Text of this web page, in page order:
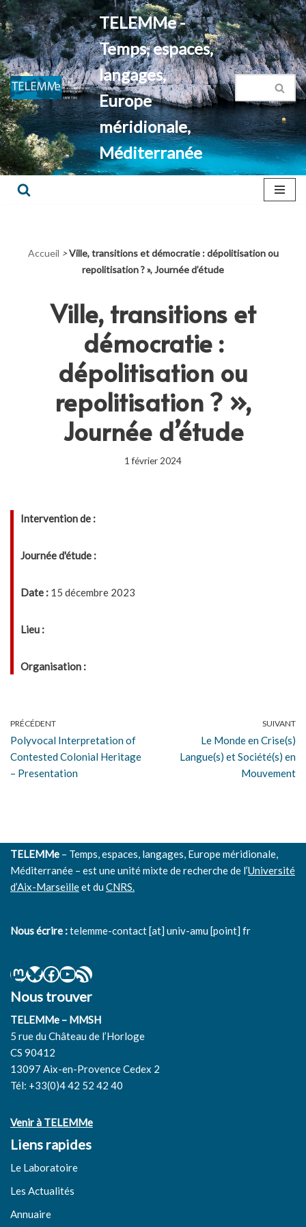
Aller
au
contenu
TELEMMe -
Temps, espaces,
langages,
Europe
méridionale,
Méditerranée
Accueil > Ville, transitions et démocratie : dépolitisation ou
repolitisation ? », Journée d’étude
Ville, transitions et
démocratie :
dépolitisation ou
repolitisation ? »,
Journée d’étude
1 février 2024
Intervention de :
Journée d'étude :
Date : 15 décembre 2023
Lieu :
Organisation :
PRÉCÉDENT
Polyvocal Interpretation of
Contested Colonial Heritage
– Presentation
SUIVANT
Le Monde en Crise(s)
Langue(s) et Société(s) en
Mouvement
TELEMMe – Temps, espaces, langages, Europe méridionale,
Méditerranée – est une unité mixte de recherche de l’Université
d’Aix-Marseilleet duCNRS.
Nous écrire :telemme-contact [at] univ-amu [point] fr
Nous trouver
TELEMMe – MMSH
5 rue du Château de l’Horloge
CS 90412
13097 Aix-en-Provence Cedex 2
Tél: +33(0)4 42 52 42 40
Venir à TELEMMe
Liens rapides
Le Laboratoire
Les Actualités
Annuaire